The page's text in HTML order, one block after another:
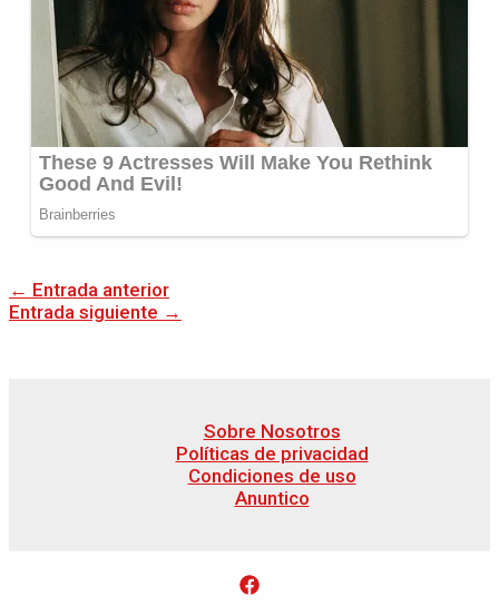
← Entrada anterior
Entrada siguiente →
Sobre Nosotros
Políticas de privacidad
Condiciones de uso
Anuntico